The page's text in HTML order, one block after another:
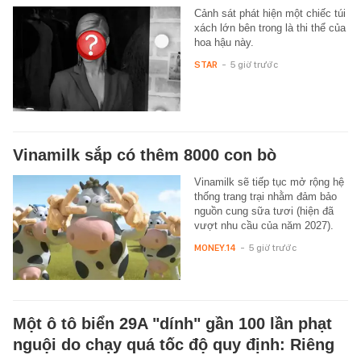
Cảnh sát phát hiện một chiếc túi
xách lớn bên trong là thi thể của
hoa hậu này.
STAR - 5 giờ trước
Vinamilk sắp có thêm 8000 con bò
Vinamilk sẽ tiếp tục mở rộng hệ
thống trang trại nhằm đảm bảo
nguồn cung sữa tươi (hiện đã
vượt nhu cầu của năm 2027).
MONEY.14 - 5 giờ trước
Một ô tô biển 29A "dính" gần 100 lần phạt
nguội do chạy quá tốc độ quy định: Riêng